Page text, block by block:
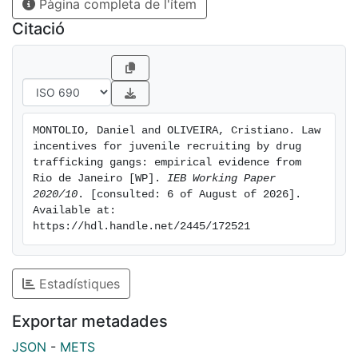
Pàgina completa de l'ítem
Citació
MONTOLIO, Daniel and OLIVEIRA, Cristiano. Law
incentives for juvenile recruiting by drug
trafficking gangs: empirical evidence from
Rio de Janeiro [WP]. IEB Working Paper
2020/10 . [consulted: 6 of August of 2026].
Available at:
https://hdl.handle.net/2445/172521
Estadístiques
Exportar metadades
JSON - METS